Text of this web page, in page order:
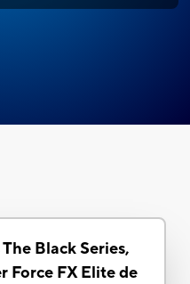
Black Series,
Force FX Elite de